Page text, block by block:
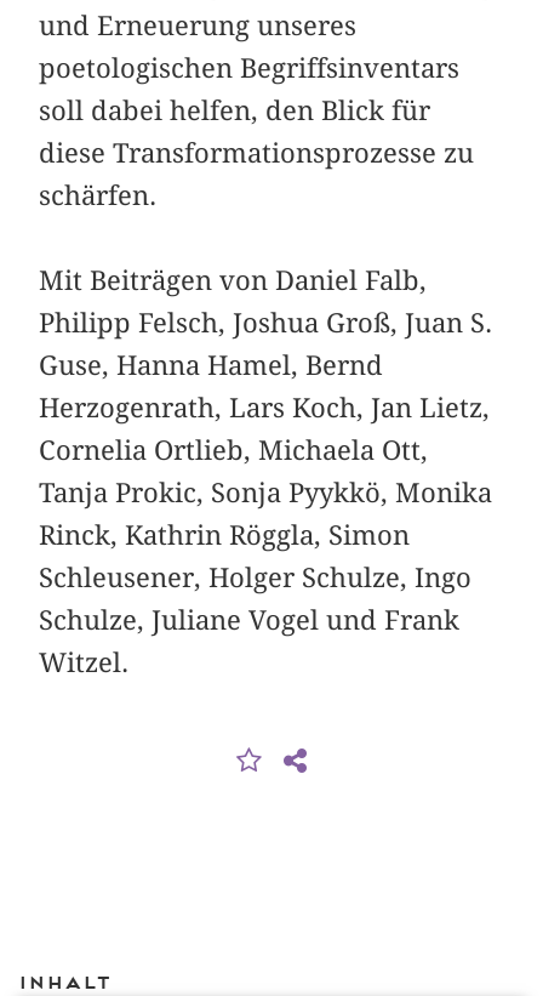
und Erneuerung unseres
poetologischen Begriffsinventars
soll dabei helfen, den Blick für
diese Transformationsprozesse zu
schärfen.
Mit Beiträgen von Daniel Falb,
Philipp Felsch, Joshua Groß, Juan S.
Guse, Hanna Hamel, Bernd
Herzogenrath, Lars Koch, Jan Lietz,
Cornelia Ortlieb, Michaela Ott,
Tanja Prokic, Sonja Pyykkö, Monika
Rinck, Kathrin Röggla, Simon
Schleusener, Holger Schulze, Ingo
Schulze, Juliane Vogel und Frank
Witzel.
Inhalt